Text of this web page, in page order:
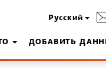
Русский
ДОБАВИТЬ